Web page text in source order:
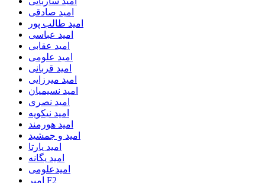
امید صادقی
امید طالب پور
امید عباسی
امید عقابی
امید علومی
امید قربانی
امید میرزایی
امید نسیمیان
امید نصری
امید نیکویه
امید هورمند
امید و جمشید
امید یارتا
امید یگانه
امیدعلومی
امیر F2